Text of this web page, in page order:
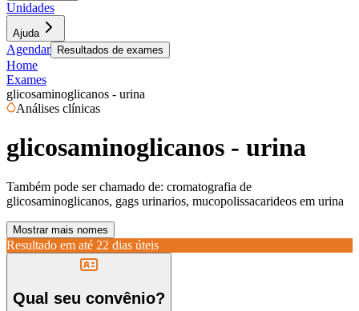
Unidades
Ajuda
Agendar Resultados de exames
Home
Exames
glicosaminoglicanos - urina
Análises clínicas
glicosaminoglicanos - urina
Também pode ser chamado de: cromatografia de
glicosaminoglicanos, gags urinarios, mucopolissacarideos em urina
Mostrar mais nomes
Resultado em até 22 dias úteis
Qual seu convênio?